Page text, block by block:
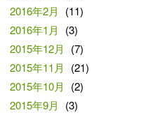
2016年2月
(11)
2016年1月
(3)
2015年12月
(7)
2015年11月
(21)
2015年10月
(2)
2015年9月
(3)